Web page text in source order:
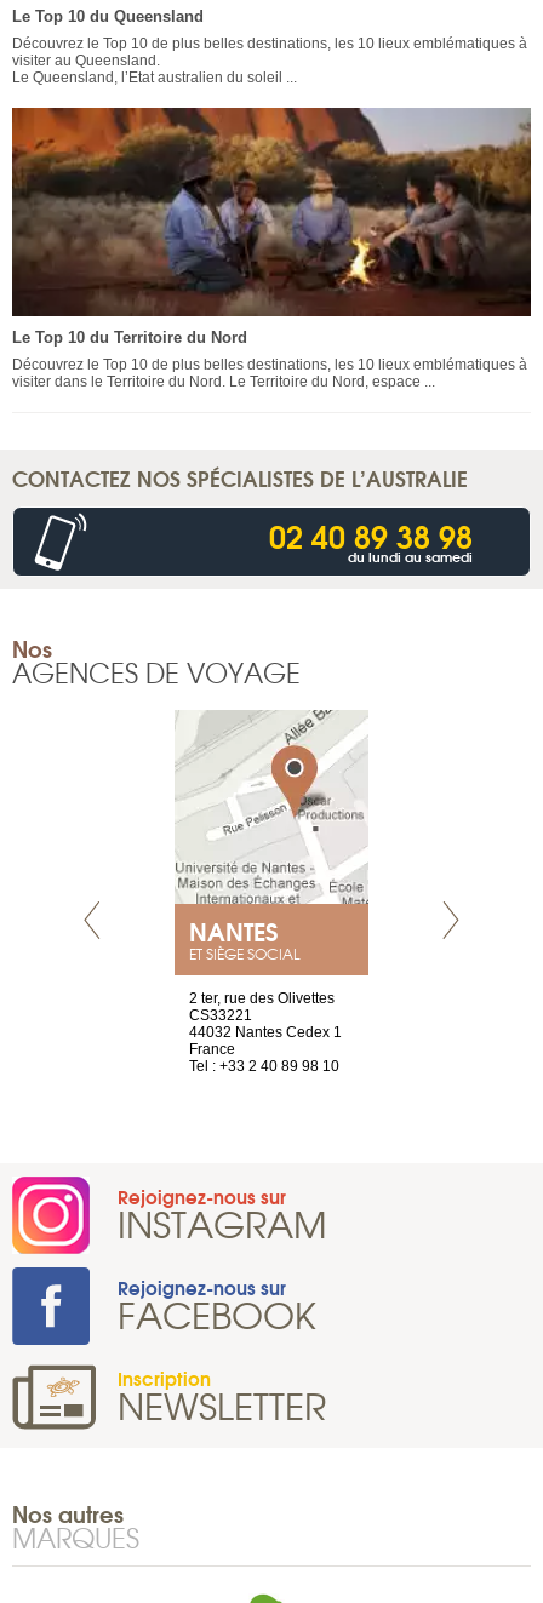
Le Top 10 du Queensland
Découvrez le Top 10 de plus belles destinations, les 10 lieux emblématiques à
visiter au Queensland.
Le Queensland, l’Etat australien du soleil ...
Le Top 10 du Territoire du Nord
Découvrez le Top 10 de plus belles destinations, les 10 lieux emblématiques à
visiter dans le Territoire du Nord. Le Territoire du Nord, espace ...
CONTACTEZ NOS SPÉCIALISTES DE L’AUSTRALIE
02 40 89 38 98
du lundi au samedi
Nos
AGENCES DE VOYAGE
NANTES
ET SIÈGE SOCIAL
2 ter, rue des Olivettes
CS33221
44032 Nantes Cedex 1
France
Tel : +33 2 40 89 98 10
Rejoignez-nous sur
INSTAGRAM
Rejoignez-nous sur
FACEBOOK
Inscription
NEWSLETTER
Nos autres
MARQUES